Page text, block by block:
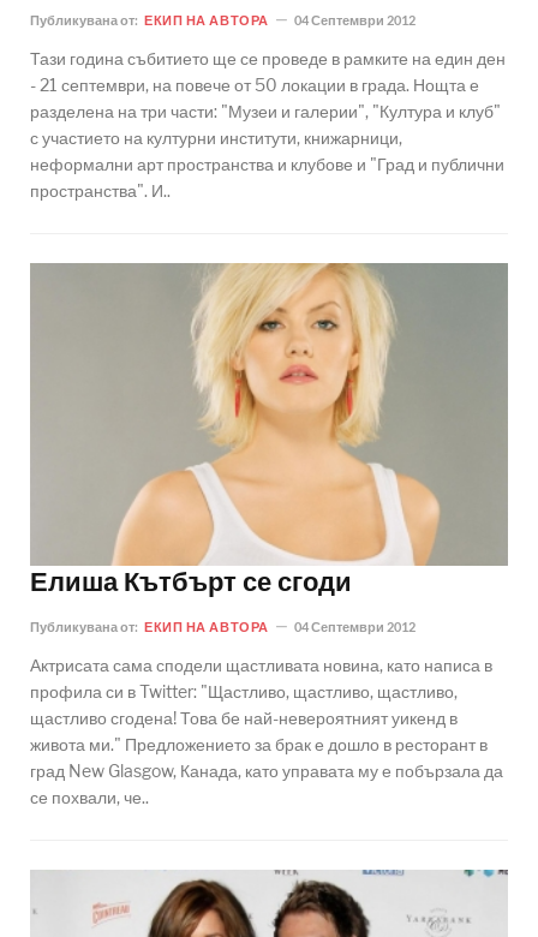
Публикувана от: ЕКИП НА АВТОРА 04 Септември 2012
Тази година събитието ще се проведе в рамките на един ден
- 21 септември, на повече от 50 локации в града. Нощта е
разделена на три части: "Музеи и галерии", "Култура и клуб"
с участието на културни институти, книжарници,
неформални арт пространства и клубове и "Град и публични
пространства". И..
Елиша Кътбърт се сгоди
Публикувана от: ЕКИП НА АВТОРА 04 Септември 2012
Актрисата сама сподели щастливата новина, като написа в
профила си в Twitter: "Щастливо, щастливо, щастливо,
щастливо сгодена! Това бе най-невероятният уикенд в
живота ми." Предложението за брак е дошло в ресторант в
град New Glasgow, Канада, като управата му е побързала да
се похвали, че..